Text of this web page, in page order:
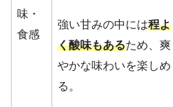
味・
食感
強い甘みの中には程よ
く酸味もあるため、爽
やかな味わいを楽しめ
る。